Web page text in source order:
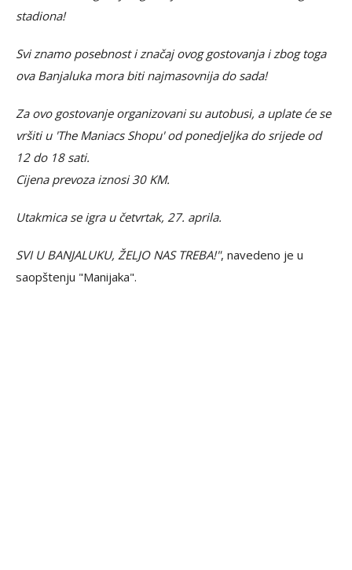
stadiona!
Svi znamo posebnost i značaj ovog gostovanja i zbog toga
ova Banjaluka mora biti najmasovnija do sada!
Za ovo gostovanje organizovani su autobusi, a uplate će se
vršiti u 'The Maniacs Shopu' od ponedjeljka do srijede od
12 do 18 sati.
Cijena prevoza iznosi 30 KM.
Utakmica se igra u četvrtak, 27. aprila.
SVI U BANJALUKU, ŽELJO NAS TREBA!", navedeno je u
saopštenju "Manijaka".